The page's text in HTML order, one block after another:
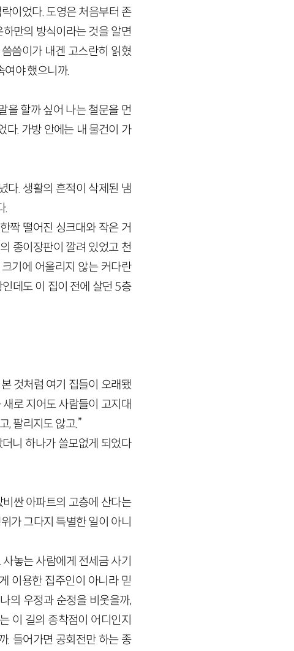
이었다. 도영은 처음부터 존
만의 방식이라는 것을 알면
씀이가 내겐 고스란히 읽혔
여야 했으니까.
을 할까 싶어 나는 철문을 먼
다. 가방 안에는 내 물건이 가
다. 생활의 흔적이 삭제된 냄
.
짝 떨어진 싱크대와 작은 거
종이장판이 깔려 있었고 천
기에 어울리지 않는 커다란
데도 이 집이 전에 살던 5층
것처럼 여기 집들이 오래됐
로 지어도 사람들이 고지대
, 팔리지도 않고.”
니 하나가 쓸모없게 되었다
싼 아파트의 고층에 산다는
가 그다지 특별한 일이 아니
놓는 사람에게 전세금 사기
이용한 집주인이 아니라 믿
의 우정과 순정을 비웃을까,
이 길의 종착점이 어디인지
. 들어가면 공회전만 하는 종